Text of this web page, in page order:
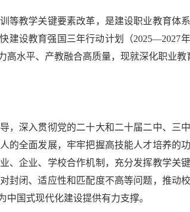
教学关键要素改革，是建设职业教育体
建设教育强国三年行动计划（2025—2027
水平、产教融合高质量，现就深化职业教
深入贯彻党的二十大和二十届二中、三
的全面发展，牢牢把握高技能人才培养的
、企业、学校合作机制，充分发挥教学关
封闭、适应性和匹配度不高等问题，推动
国式现代化建设提供有力支撑。